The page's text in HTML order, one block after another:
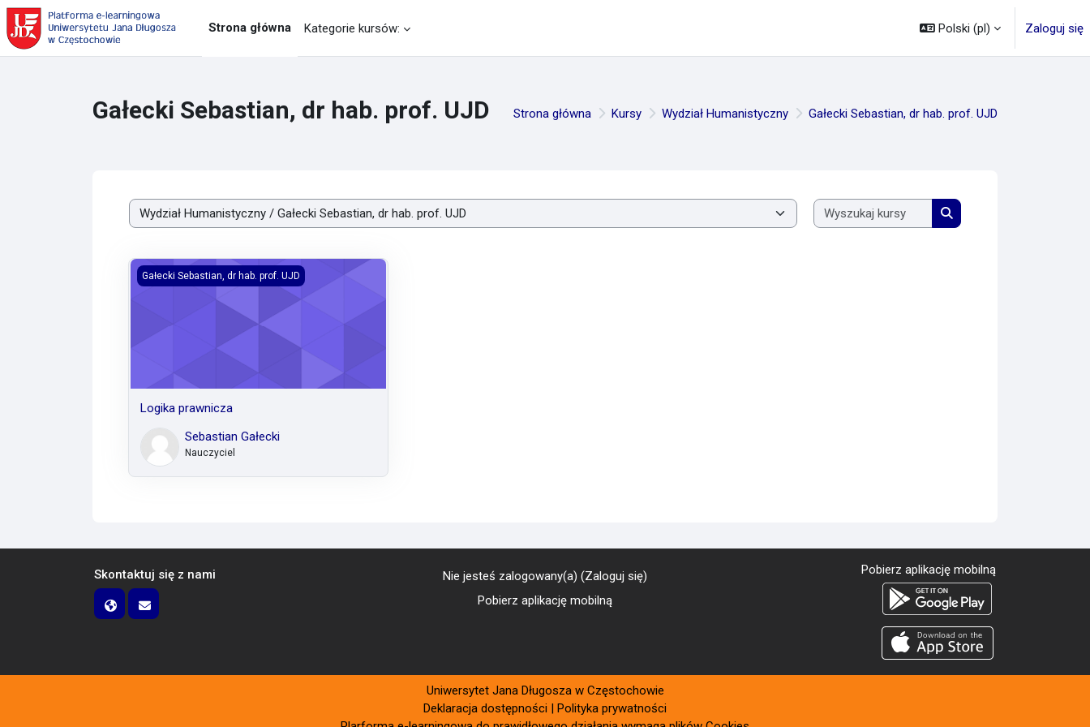
Przejdź do głównej zawartości
Strona główna
Kategorie kursów: Polski ‎(pl)‎ Zaloguj się
Gałecki Sebastian, dr hab. prof. UJD Strona główna Kursy Wydział Humanistyczny Gałecki Sebastian, dr hab. prof. UJD
Kategorie kursów
Wyszukaj kursy
Wyszukaj kursy
Logika prawnicza
Gałecki Sebastian, dr hab. prof. UJD
Logika prawnicza
Sebastian Gałecki
Nauczyciel
Skontaktuj się z nami Nie jesteś zalogowany(a) (Zaloguj się)
Pobierz aplikację mobilną
Pobierz aplikację mobilną
Uniwersytet Jana Długosza w Częstochowie
Deklaracja dostępności
Polityka prywatności